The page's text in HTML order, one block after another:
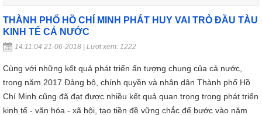
THÀNH PHỐ HỒ CHÍ MINH PHÁT HUY VAI TRÒ ĐẦU TÀU
KINH TẾ CẢ NƯỚC
14:11:04 21-06-2018 | Lượt xem: 1222
Cùng với những kết quả phát triển ấn tượng chung của cả nước,
trong năm 2017 Đảng bộ, chính quyền và nhân dân Thành phố Hồ
Chí Minh cũng đã đạt được nhiều kết quả quan trọng trong phát triển
kinh tế - văn hóa - xã hội, tạo tiền đề vững chắc để bước vào năm